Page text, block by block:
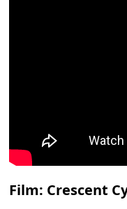
Film: Crescent